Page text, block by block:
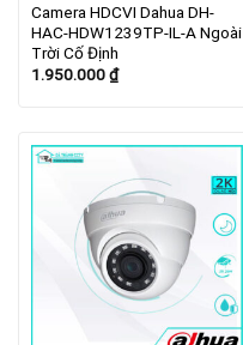
Camera HDCVI Dahua DH-
HAC-HDW1239TP-IL-A Ngoài
Trời Cố Định
1.950.000₫